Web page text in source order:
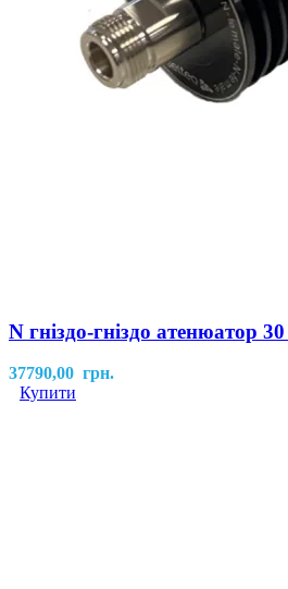
N гніздо-гніздо атенюатор
37790,00 грн.
Купити